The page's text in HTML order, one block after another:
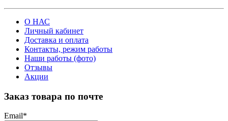
О НАС
Личный кабинет
Доставка и оплата
Контакты, режим работы
Наши работы (фото)
Отзывы
Акции
Заказ товара по почте
Email*